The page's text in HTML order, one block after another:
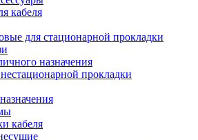
кабеля
для стационарной прокладки
назначения
прокладки
кабеля